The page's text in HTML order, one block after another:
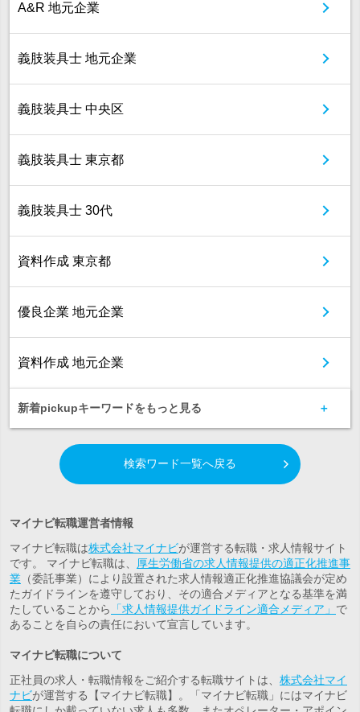
A&R 地元企業
義肢装具士 地元企業
義肢装具士 中央区
義肢装具士 東京都
義肢装具士 30代
資料作成 東京都
優良企業 地元企業
資料作成 地元企業
新着pickupキーワードをもっと見る
検索ワード一覧へ戻る
マイナビ転職運営者情報
マイナビ転職は株式会社マイナビが運営する転職・求人情報サイト
です。 マイナビ転職は、
厚生労働省の求人情報提供の適正化推進事
業 （委託事業）により設置された求人情報適正化推進協議会が定め
たガイドラインを遵守しており、その適合メディアとなる基準を満
たしていることから
「求人情報提供ガイドライン適合メディア」 で
あることを自らの責任において宣言しています。
マイナビ転職について
正社員の求人・転職情報をご紹介する転職サイトは、 株式会社マイ
ナビが運営する【マイナビ転職】。「マイナビ転職」にはマイナビ